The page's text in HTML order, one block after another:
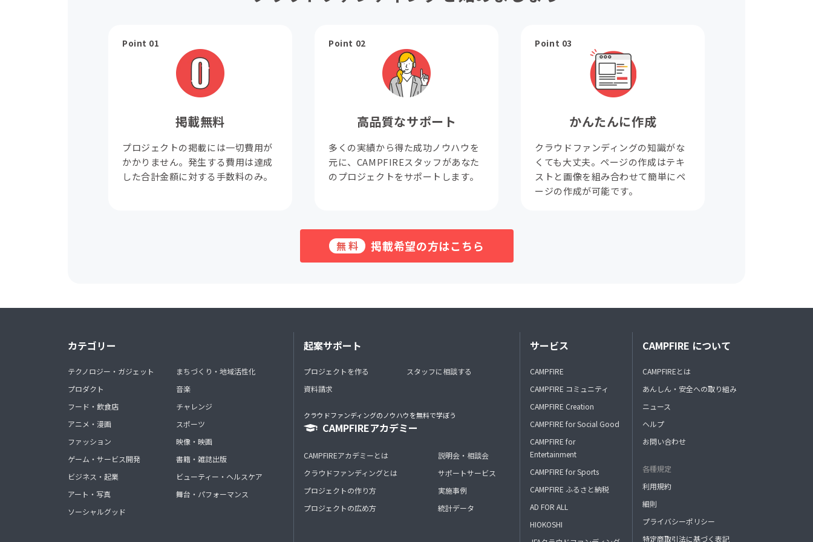
Point 01
掲載無料
プロジェクトの掲載には一切費用が
かかりません。発生する費用は達成
した合計金額に対する手数料のみ。
Point 02
高品質なサポート
多くの実績から得た成功ノウハウを
元に、CAMPFIREスタッフがあなた
のプロジェクトをサポートします。
Point 03
かんたんに作成
クラウドファンディングの知識がな
くても大丈夫。ページの作成はテキ
ストと画像を組み合わせて簡単にペ
ージの作成が可能です。
無料 掲載希望の方はこちら
カテゴリー
テクノロジー・ガジェット
プロダクト
フード・飲食店
アニメ・漫画
ファッション
ゲーム・サービス開発
ビジネス・起業
アート・写真
ソーシャルグッド
まちづくり・地域活性化
音楽
チャレンジ
スポーツ
映像・映画
書籍・雑誌出版
ビューティー・ヘルスケア
舞台・パフォーマンス
起案サポート
プロジェクトを作る
資料請求
スタッフに相談する
クラウドファンディングのノウハウを無料で学ぼう
CAMPFIREアカデミー
CAMPFIREアカデミーとは
クラウドファンディングとは
プロジェクトの作り方
プロジェクトの広め方
説明会・相談会
サポートサービス
実施事例
統計データ
サービス
CAMPFIRE
CAMPFIRE コミュニティ
CAMPFIRE Creation
CAMPFIRE for Social Good
CAMPFIRE for
Entertainment
CAMPFIRE for Sports
CAMPFIRE ふるさと納税
AD FOR ALL
HIOKOSHI
CAMPFIRE について
CAMPFIREとは
あんしん・安全への取り組み
ニュース
ヘルプ
お問い合わせ
各種規定
利用規約
細則
プライバシーポリシー
特定商取引法に基づく表記